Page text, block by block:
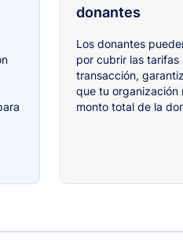
donantes
Los donantes
por cubrir las tarifas
transacción,
que tu organización
monto total de la